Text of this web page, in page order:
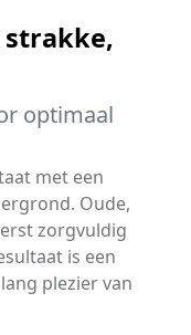
strakke,
optimaal
met een
Oude,
zorgvuldig
is een
plezier van